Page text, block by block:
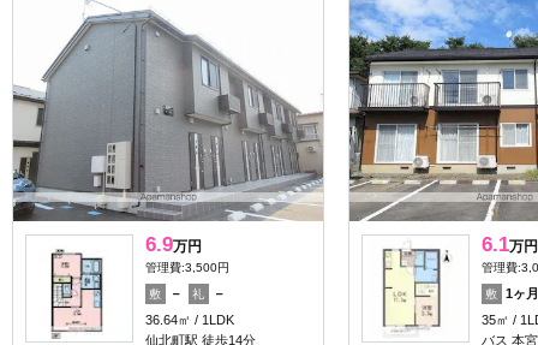
6.9万円
管理費:3,500円
敷 － 礼
－
36.64㎡
1LDK
仙北町駅 徒歩14分
6.1万円
管理費
敷
1ヶ月
35㎡
バス 本